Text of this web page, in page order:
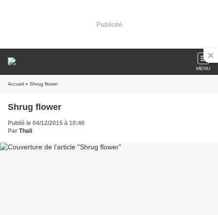
Publicité
MENU
Accueil » Shrug flower
Shrug flower
Publié le 04/12/2015 à 10:46
Par Thali